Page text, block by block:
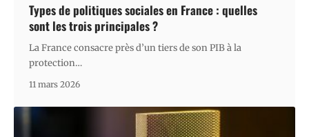
Types de politiques sociales en France : quelles
sont les trois principales ?
La France consacre près d’un tiers de son PIB à la
protection…
11 mars 2026